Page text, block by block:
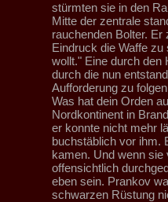
stürmten sie in den
Mitte der zentrale
rauchenden Bolter.
Eindruck die Waffe zu
wollt." Eine durch
durch die nun
Aufforderung zu
Was hat dein Orden
Nordkontinent in
er konnte nicht mehr
buchstäblich vor ihm.
kamen. Und wenn
offensichtlich
eben sein. Prankov
schwarzen Rüstung